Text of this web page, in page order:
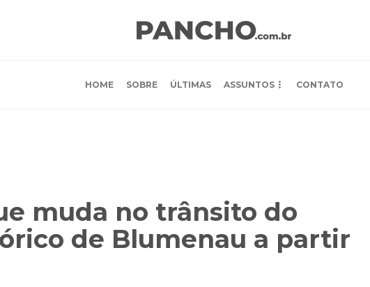
HOME SOBRE ÚLTIMAS ASSUNTOS CONTATO
muda no trânsito do
de Blumenau a partir